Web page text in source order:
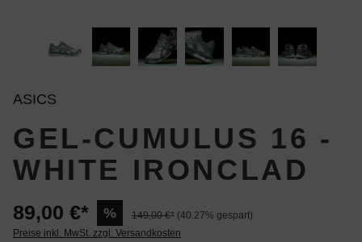
ASICS
GEL-CUMULUS 16 -
WHITE IRONCLAD
89,00 €* % 149,00 €* (40.27% gespart)
Preise inkl. MwSt. zzgl. Versandkosten